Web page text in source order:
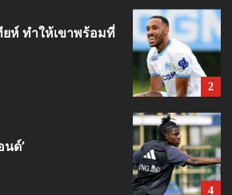
ยห์ ทำให้เขาพร้อมที่
2
ด์’
4